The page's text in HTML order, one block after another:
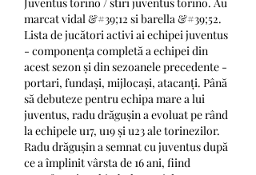
marcat vidal &#39;12 si barella &#39;52.
Lista de jucători activi ai echipei juventus
- componența completă a echipei din
acest sezon și din sezoanele precedente -
portari, fundași, mijlocași, atacanți. Până
să debuteze pentru echipa mare a lui
juventus, radu drăgușin a evoluat pe rând
la echipele u17, u19 și u23 ale torinezilor.
Radu drăgușin a semnat cu juventus după
ce a împlinit vârsta de 16 ani, fiind